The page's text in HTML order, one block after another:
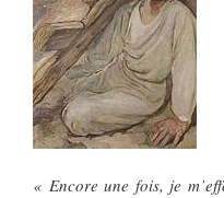
« Encore une fois, je